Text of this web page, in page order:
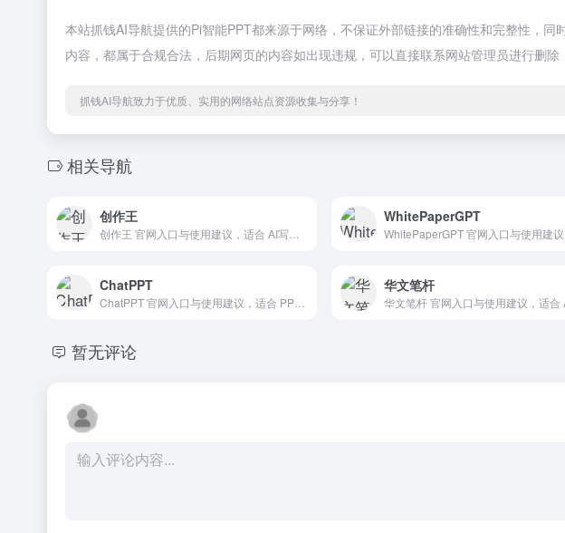
本站抓钱AI导航提供的Pi智能PPT都来源于网络，不保证外部链接的准确性和完整性，
内容，都属于合规合法，后期网页的内容如出现违规，可以直接联系网站管理员进行删除
抓钱AI导航致力于优质、实用的网络站点资源收集与分享！
相关导航
创作王 WhitePaperGPT
ChatPPT 华文笔杆
暂无评论